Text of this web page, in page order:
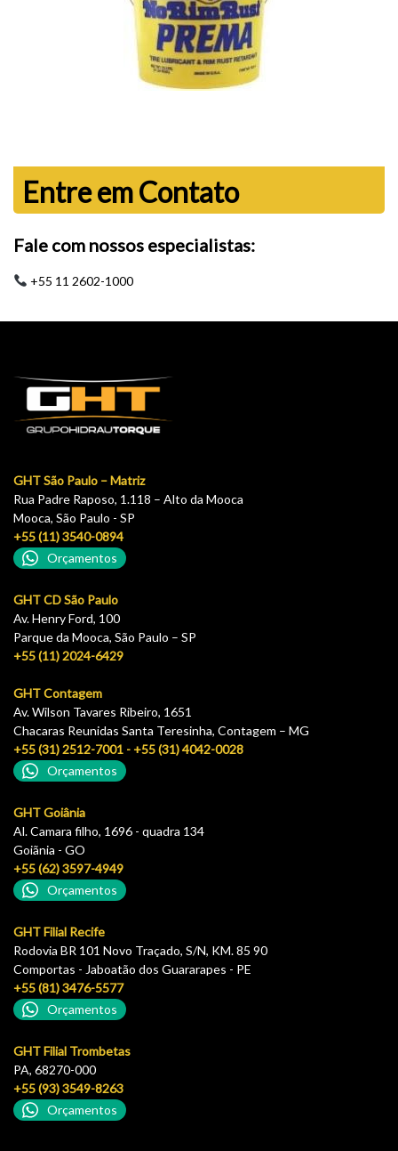
Entre em Contato
Fale com nossos especialistas:
+55 11 2602-1000
GHT São Paulo – Matriz
Rua Padre Raposo, 1.118 – Alto da Mooca
Mooca, São Paulo - SP
+55 (11) 3540-0894
Orçamentos
GHT CD São Paulo
Av. Henry Ford, 100
Parque da Mooca, São Paulo – SP
+55 (11) 2024-6429
GHT Contagem
Av. Wilson Tavares Ribeiro, 1651
Chacaras Reunidas Santa Teresinha, Contagem – MG
+55 (31) 2512-7001 - +55 (31) 4042-0028
Orçamentos
GHT Goiânia
Al. Camara filho, 1696 - quadra 134
Goiãnia - GO
+55 (62) 3597-4949
Orçamentos
GHT Filial Recife
Rodovia BR 101 Novo Traçado, S/N, KM. 85 90
Comportas - Jaboatão dos Guararapes - PE
+55 (81) 3476-5577
Orçamentos
GHT Filial Trombetas
PA, 68270-000
+55 (93) 3549-8263
Orçamentos